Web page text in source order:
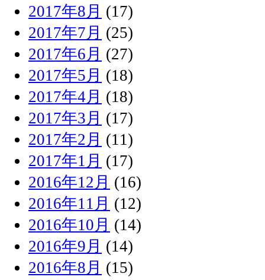
2017年8月 (17)
2017年7月 (25)
2017年6月 (27)
2017年5月 (18)
2017年4月 (18)
2017年3月 (17)
2017年2月 (11)
2017年1月 (17)
2016年12月 (16)
2016年11月 (12)
2016年10月 (14)
2016年9月 (14)
2016年8月 (15)